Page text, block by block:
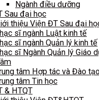
Ngành điều dưỡng
Sau đại học
thiệu Viện ĐT Sau đại
sĩ ngành Luật kinh tế
sĩ ngành Quản lý kinh tế
sĩ Ngành Quản lý Giáo
tâm Hợp tác và Đào
tâm Tin học
& HTQT